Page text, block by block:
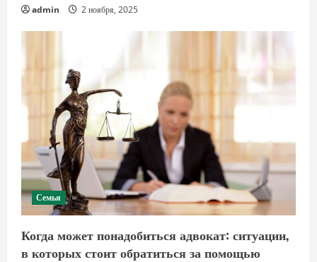
admin 2 ноября, 2025
Семья
Когда может понадобиться адвокат: ситуации,
в которых стоит обратиться за помощью